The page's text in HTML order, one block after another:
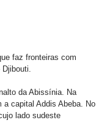
faz fronteiras com
da Abissínia. Na
a capital Addis Abeba. No
lado sudeste